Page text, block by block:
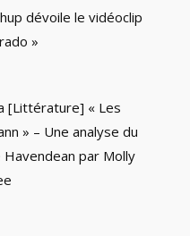
dévoile le vidéoclip
»
[Littérature] « Les
» – Une analyse du
par Molly